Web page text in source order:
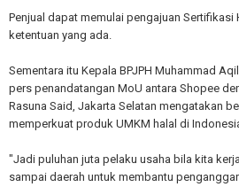
Penjual dapat memulai pengajuan Sertifikasi
ketentuan yang ada.
Sementara itu Kepala BPJPH Muhammad
pers penandatangan MoU antara Shopee
Rasuna Said, Jakarta Selatan mengatakan
memperkuat produk UMKM halal di
"Jadi puluhan juta pelaku usaha bila kita
sampai daerah untuk membantu